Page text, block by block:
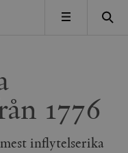
MENY
1776
inflytelserika